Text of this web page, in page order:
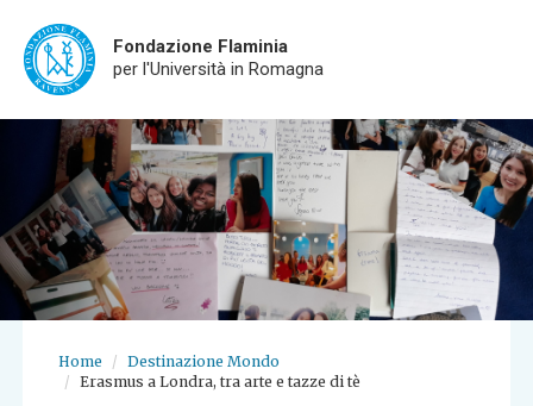
content
Fondazione Flaminia
per l'Università in Romagna
Home
Destinazione Mondo
Erasmus a Londra, tra arte e tazze di tè